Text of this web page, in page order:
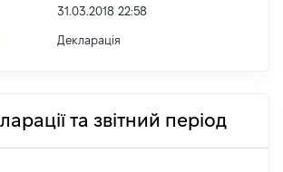
31.03.2018 22:58
Декларація
та звітний період